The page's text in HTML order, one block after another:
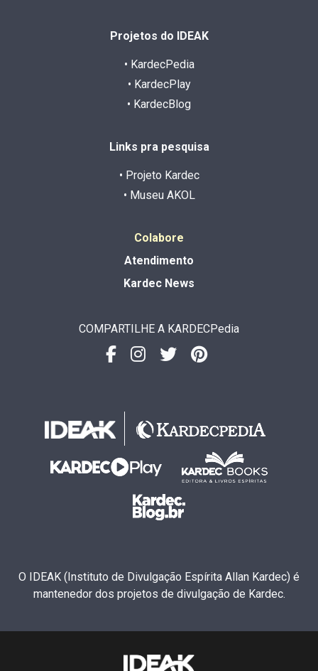
Projetos do IDEAK
• KardecPedia
• KardecPlay
• KardecBlog
Links pra pesquisa
• Projeto Kardec
• Museu AKOL
Colabore
Atendimento
Kardec News
COMPARTILHE A KARDECPedia
O IDEAK (Instituto de Divulgação Espírita Allan Kardec) é
mantenedor dos projetos de divulgação de Kardec.